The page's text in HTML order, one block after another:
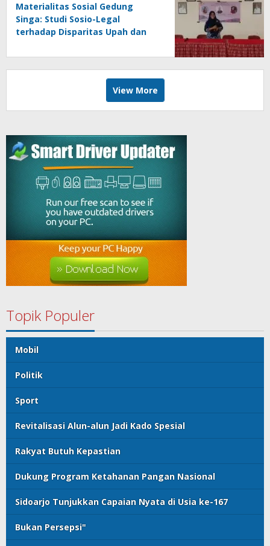
Materialitas Sosial Gedung
Singa: Studi Sosio-Legal
terhadap Disparitas Upah dan
Kolonial
View More
Topik Populer
Mobil
Politik
Sport
Revitalisasi Alun-alun Jadi Kado Spesial
Rakyat Butuh Kepastian
Dukung Program Ketahanan Pangan Nasional
Sidoarjo Tunjukkan Capaian Nyata di Usia ke-167
Bukan Persepsi"